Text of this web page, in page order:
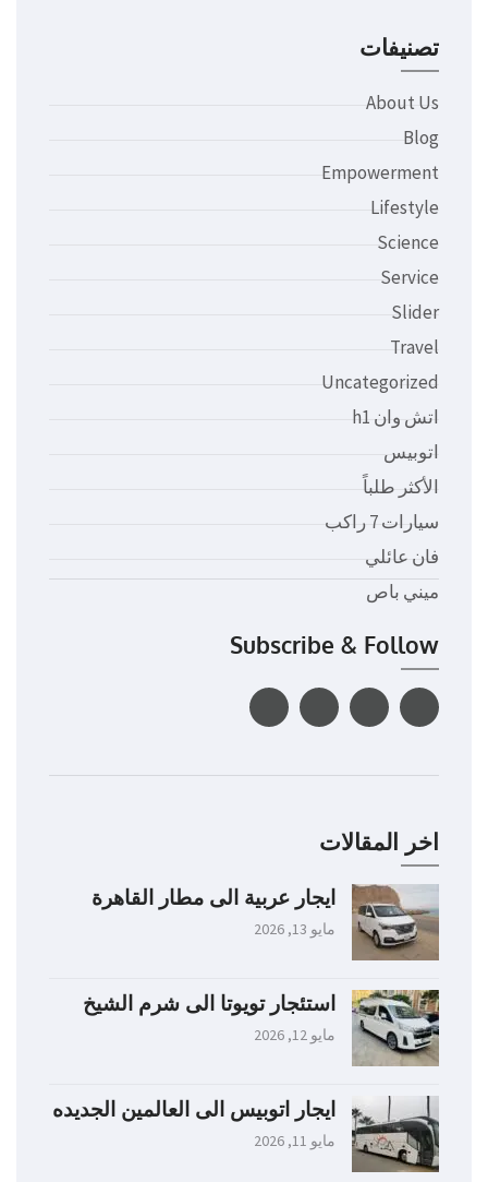
تصنيفات
About Us
Blog
Empowerment
Lifestyle
Science
Service
Slider
Travel
Uncategorized
اتش وان h1
اتوبيس
الأكثر طلباً
سيارات 7 راكب
فان عائلي
ميني باص
Subscribe & Follow
اخر المقالات
ايجار عربية الى مطار القاهرة
مايو 13, 2026
استئجار تويوتا الى شرم الشيخ
مايو 12, 2026
ايجار اتوبيس الى العالمين الجديده
مايو 11, 2026